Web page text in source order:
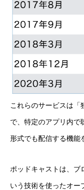
これらのサービスは「
で、特定のアプリ内で
形式でも配信する機能
ポッドキャストは、ブ
いう技術を使ったオー